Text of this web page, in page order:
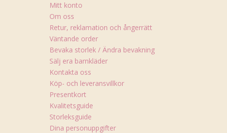
Mitt konto
Om oss
Retur, reklamation och ångerrätt
Väntande order
Bevaka storlek / Ändra bevakning
Sälj era barnkläder
Kontakta oss
Köp- och leveransvillkor
Presentkort
Kvalitetsguide
Storleksguide
Dina personuppgifter